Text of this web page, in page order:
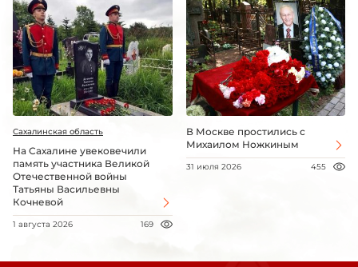
Сахалинская область
На Сахалине увековечили
память участника Великой
Отечественной войны
Татьяны Васильевны
Кочневой
1 августа 2026 169
В Москве простились с
Михаилом Ножкиным
31 июля 2026 455